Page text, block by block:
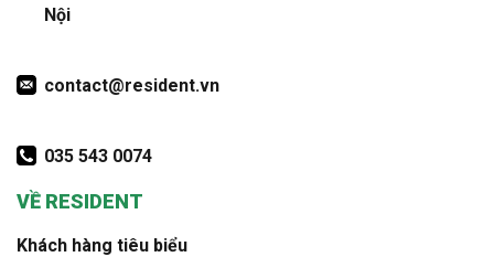
Nội
contact@resident.vn
035 543 0074
VỀ RESIDENT
Khách hàng tiêu biểu